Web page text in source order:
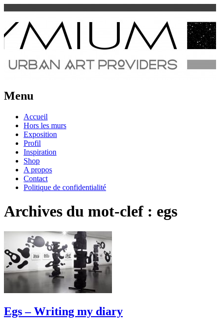
Spraymium Magazine
Urban Art Provider
Menu
Aller
contenu
Accueil
Hors les murs
Exposition
Profil
Inspiration
Shop
A propos
Contact
Politique de confidentialité
Archives du mot-clef : egs
Egs – Writing my diary